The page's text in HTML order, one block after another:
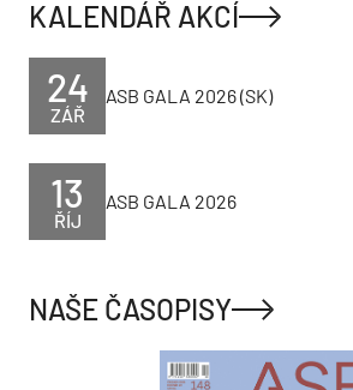
KALENDÁŘ AKCÍ
ZÁŘ
24 ASB GALA 2026 (SK)
ŘÍJ
13 ASB GALA 2026
NAŠE ČASOPISY